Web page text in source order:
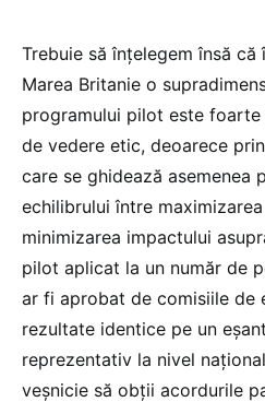
Trebuie să înțelegem însă că
Marea Britanie o
programului pilot este
de vedere etic, deoarece
care se ghidează asemenea
echilibrului între
minimizarea impactului
pilot aplicat la un număr de
ar fi aprobat de comisiile de
rezultate identice pe un
reprezentativ la nivel
veșnicie să obții acordurile